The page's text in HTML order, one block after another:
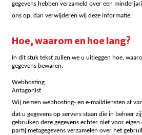
gegevens hebben verzameld over een
ons op, dan verwijderen wij deze informatie.
Hoe, waarom en hoe lang?
In dit stuk tekst zullen we u uitleggen hoe,
gegevens bewaren.
Webhosting
Antagonist
Wij nemen webhosting- en e-maildiensten af van
dat u gegevens op servers staan die in beheer
gebruiken deze gegevens echter niet voor
partij metagegevens verzamelen over het